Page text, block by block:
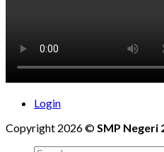
Login
Copyright 2026 © SMP Negeri